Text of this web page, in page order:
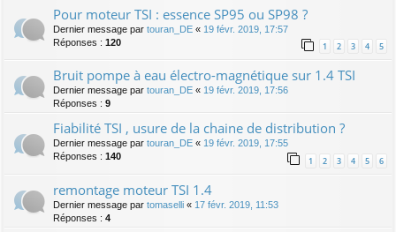
Pour moteur TSI : essence SP95 ou SP98 ?
Dernier message par touran_DE « 19 févr. 2019, 17:57
Réponses : 120 1 2 3 4 5
Bruit pompe à eau électro-magnétique sur 1.4 TSI
Dernier message par touran_DE « 19 févr. 2019, 17:56
Réponses : 9
Fiabilité TSI , usure de la chaine de distribution ?
Dernier message par touran_DE « 19 févr. 2019, 17:55
Réponses : 140 1 2 3 4 5 6
remontage moteur TSI 1.4
Dernier message par tomaselli « 17 févr. 2019, 11:53
Réponses : 4